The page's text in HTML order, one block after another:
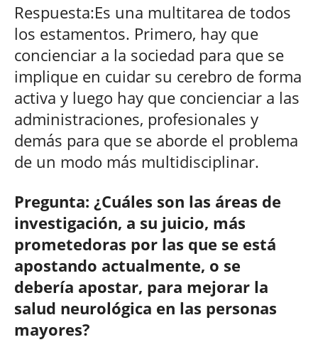
Respuesta:Es una multitarea de todos
los estamentos. Primero, hay que
concienciar a la sociedad para que se
implique en cuidar su cerebro de forma
activa y luego hay que concienciar a las
administraciones, profesionales y
demás para que se aborde el problema
de un modo más multidisciplinar.
Pregunta: ¿Cuáles son las áreas de
investigación, a su juicio, más
prometedoras por las que se está
apostando actualmente, o se
debería apostar, para mejorar la
salud neurológica en las personas
mayores?